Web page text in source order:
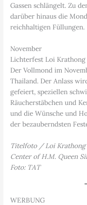
Gassen schlängelt. Zu
darüber hinaus die
reichhaltigen Füllungen.
November
Lichterfest Loi
Der Vollmond im
Thailand. Der Anlass
gefeiert, speziellen
Räucherstäbchen und
und die Wünsche und
der bezauberndsten
Titelfoto / Loi Krathong
Center of H.M. Queen
Foto: TAT
WERBUNG